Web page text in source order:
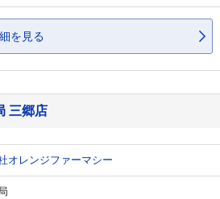
を見る
三郷店
オレンジファーマシー